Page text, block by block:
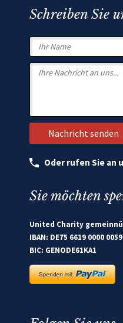
Schreiben Sie
Oder rufen Sie an
Sie möchten
United Charity
IBAN: DE75 6619 0000
BIC: GENODE61KA1